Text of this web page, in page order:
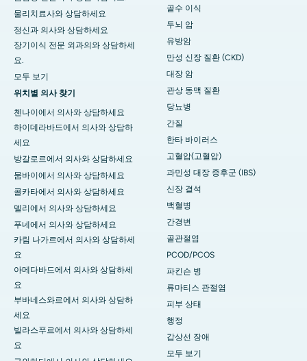
물리치료사와 상담하세요
정신과 의사와 상담하세요
장기이식 전문 외과의와 상담하세
요.
모두 보기
위치별 의사 찾기
첸나이에서 의사와 상담하세요
하이데라바드에서 의사와 상담하
세요
방갈로르에서 의사와 상담하세요
뭄바이에서 의사와 상담하세요
콜카타에서 의사와 상담하세요
델리에서 의사와 상담하세요
푸네에서 의사와 상담하세요
카림 나가르에서 의사와 상담하세
요
아메다바드에서 의사와 상담하세
요
부바네스와르에서 의사와 상담하
세요
빌라스푸르에서 의사와 상담하세
요
골수 이식
두뇌 암
유방암
만성 신장 질환 (CKD)
대장 암
관상 동맥 질환
당뇨병
간질
한타 바이러스
고혈압(고혈압)
과민성 대장 증후군 (IBS)
신장 결석
백혈병
간경변
골관절염
PCOD/PCOS
파킨슨 병
류마티스 관절염
피부 상태
행정
갑상선 장애
모두 보기